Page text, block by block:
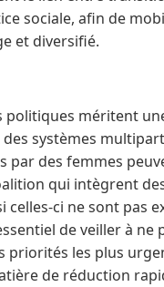
sociale, afin de
et diversifié.
politiques méritent
systèmes
par des femmes
qui intègrent
celles-ci ne sont pas
de veiller à ne
priorités les plus
de réduction